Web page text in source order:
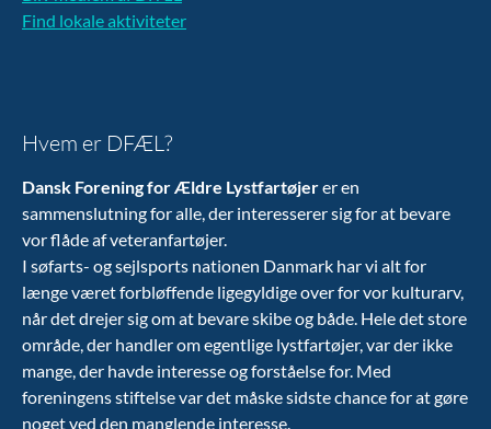
Find lokale aktiviteter
Hvem er DFÆL?
Dansk Forening for Ældre Lystfartøjerer en
sammenslutning for alle, der interesserer sig for at bevare
vor flåde af veteranfartøjer.
I søfarts- og sejlsports nationen Danmark har vi alt for
længe været forbløffende ligegyldige over for vor kulturarv,
når det drejer sig om at bevare skibe og både. Hele det store
område, der handler om egentlige lystfartøjer, var der ikke
mange, der havde interesse og forståelse for. Med
foreningens stiftelse var det måske sidste chance for at gøre
noget ved den manglende interesse.